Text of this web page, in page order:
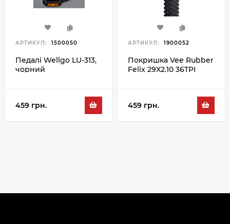
АРТИКУЛ: 1500050
Педалі Wellgo LU-313,
чорний
459 грн.
АРТИКУЛ: 1900052
Покришка Vee Rubber
Felix 29X2.10 36TPI
459 грн.